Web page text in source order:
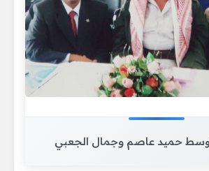
حميد عاصم وجمال الجعبي